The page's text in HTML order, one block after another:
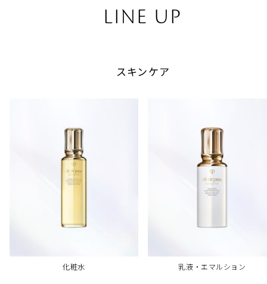
LINE UP
スキンケア
化粧水 乳液・エマルション